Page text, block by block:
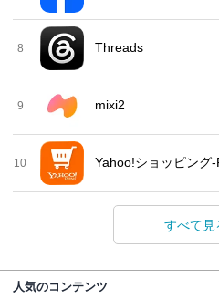
8 Threads
9 mixi2
10 Yahoo!ショッピング
すべて見
人気のコンテンツ